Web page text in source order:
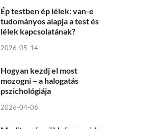
Ép testben ép lélek: van-e
tudományos alapja a test és
lélek kapcsolatának?
2026-05-14
Hogyan kezdj el most
mozogni – a halogatás
pszichológiája
2026-04-06